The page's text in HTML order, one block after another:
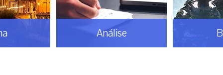
Brasil